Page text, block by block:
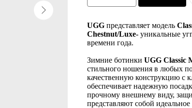
UGG представляет модель
Chestnut/Luxe- уникальные
времени года.
Зимние ботинки UGG Classic
стильного ношения в любых
качественную конструкцию с
обеспечивает надежную
прочному внешнему виду,
представляют собой